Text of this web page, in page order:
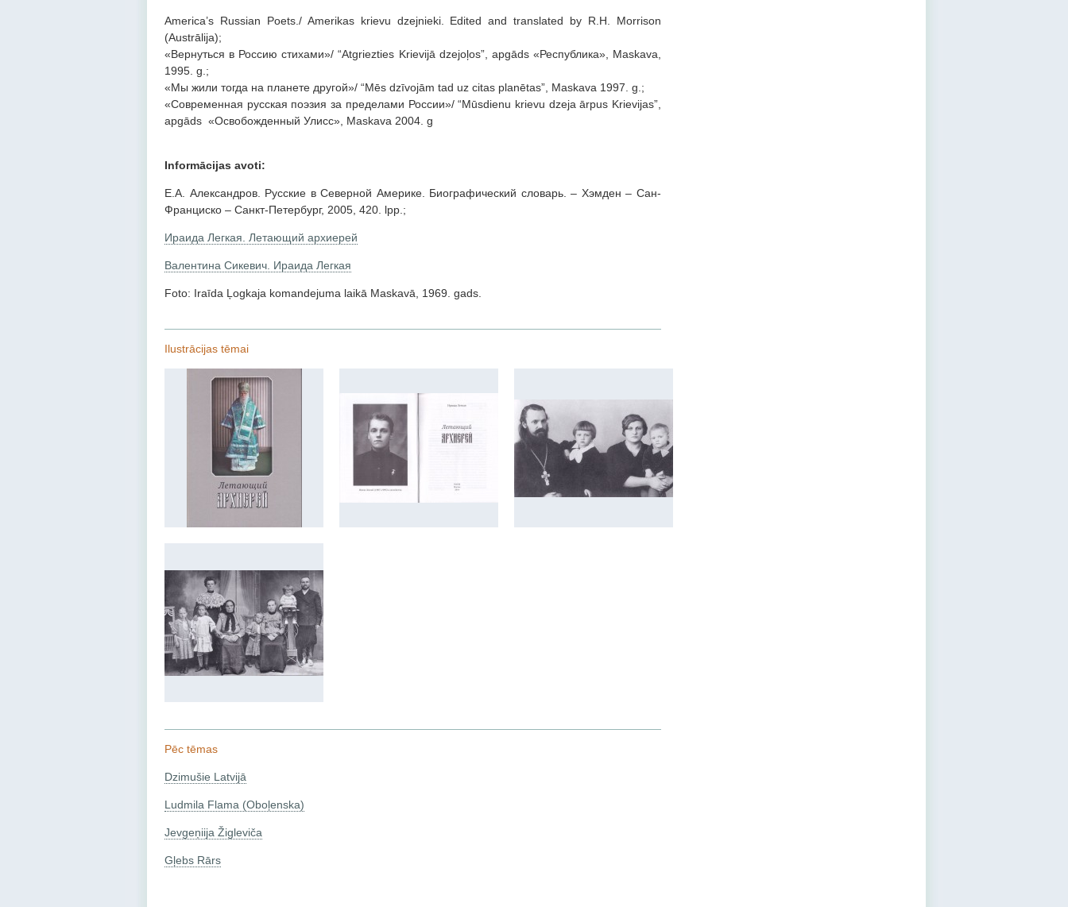
America’s Russian Poets./ Amerikas krievu dzejnieki. Edited and translated by R.H. Morrison
(Austrālija);
«Вернуться в Россию стихами»/ “Atgriezties Krievijā dzejoļos”, apgāds «Республика», Maskava,
1995. g.;
«Мы жили тогда на планете другой»/ “Mēs dzīvojām tad uz citas planētas”, Maskava 1997. g.;
«Современная русская поэзия за пределами России»/ “Mūsdienu krievu dzeja ārpus Krievijas”,
apgāds «Освобожденный Улисс», Maskava 2004. g
Informācijas avoti:
Е.А. Александров. Русские в Северной Америке. Биографический словарь. – Хэмден – Сан-
Франциско – Санкт-Петербург, 2005, 420. lpp.;
Ираида Легкая. Летающий архиерей
Валентина Сикевич. Ираида Легкая
Foto: Iraīda Ļogkaja komandejuma laikā Maskavā, 1969. gads.
Ilustrācijas tēmai
Pēc tēmas
Dzimušie Latvijā
Ludmila Flama (Oboļenska)
Jevgeņiija Žigleviča
Gļebs Rārs